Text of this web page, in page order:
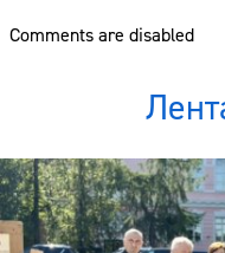
Comments are disabled